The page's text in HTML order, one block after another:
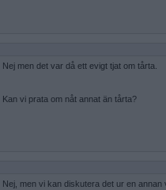
Nej men det var då ett evigt tjat om tårta.
Kan vi prata om nåt annat än tårta?
Nej, men vi kan diskutera det ur en annan